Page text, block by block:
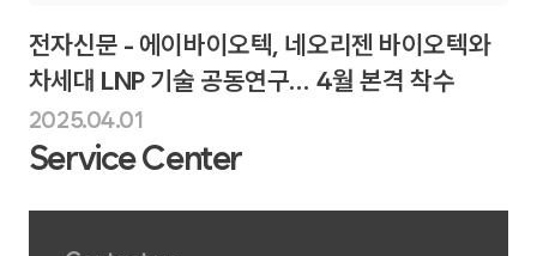
전자신문 - 에이바이오텍, 네오리젠 바이오텍와
차세대 LNP 기술 공동연구… 4월 본격 착수
2025.04.01
Service Center